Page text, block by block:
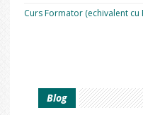
Curs Formator (echivalent
Blog